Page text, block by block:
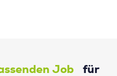
Job für